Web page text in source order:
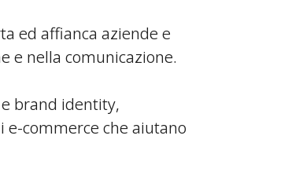
ed affianca aziende e
e nella comunicazione.
brand identity,
commerce che aiutano